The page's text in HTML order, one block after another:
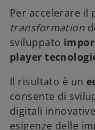
Per accelerare il
transformation
sviluppato
player
Il risultato è un
consente di
digitali
esigenze delle